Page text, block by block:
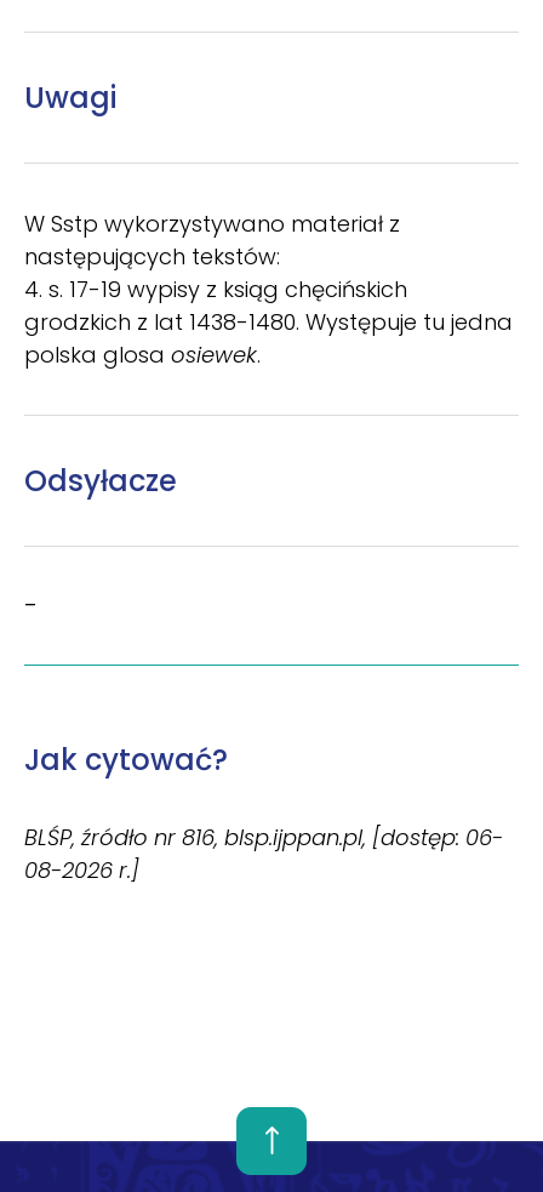
Uwagi
W Sstp wykorzystywano materiał z
następujących tekstów:
4. s. 17-19 wypisy z ksiąg chęcińskich
grodzkich z lat 1438-1480. Występuje tu jedna
polska glosa osiewek.
Odsyłacze
–
Jak cytować?
BLŚP, źródło nr 816, blsp.ijppan.pl, [dostęp: 06-
08-2026 r.]